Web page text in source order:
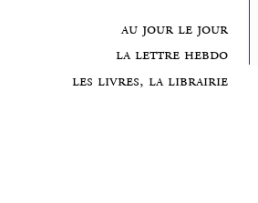
au jour le jour
la lettre hebdo
les livres, la librairie